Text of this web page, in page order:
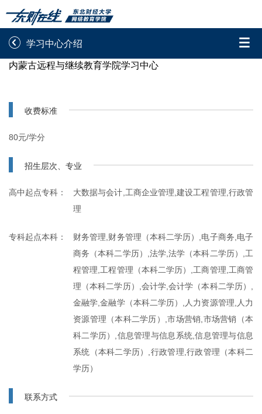

 学习中心介绍
录取通知书查询 学院平台图像校对
学信网图像校对
学籍相关申请
信息确认及测试
内蒙古远程与继续教育学院学习中心
收费标准
80元/学分
招生层次、专业
高中起点专科：
大数据与会计,工商企业管理,建设工程管理,行政管
理
专科起点本科：
财务管理,财务管理（本科二学历）,电子商务,电子
商务（本科二学历）,法学,法学（本科二学历）,工
程管理,工程管理（本科二学历）,工商管理,工商管
理（本科二学历）,会计学,会计学（本科二学历）,
金融学,金融学（本科二学历）,人力资源管理,人力
资源管理（本科二学历）,市场营销,市场营销（本
科二学历）,信息管理与信息系统,信息管理与信息
系统（本科二学历）,行政管理,行政管理（本科二
学历）
联系方式